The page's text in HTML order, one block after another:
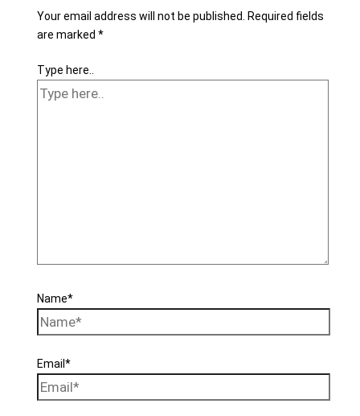
Your email address will not be published.
Required fields
are marked *
Type here..
Name*
Email*